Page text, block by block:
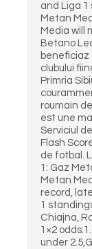
and Liga 1
Metan
Media will
Betano
beneficiaz
clubului
Primria
roumain
est une
Serviciul
Flash
de fotbal.
1: Gaz
Metan
record,
1
Chiajna,
1×2
under